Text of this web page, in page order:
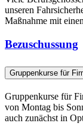
unseren
Maßnahme mit
Bezuschussung
Gruppenkurse für
Gruppenkurse für
von Montag bis
auch zunächst in